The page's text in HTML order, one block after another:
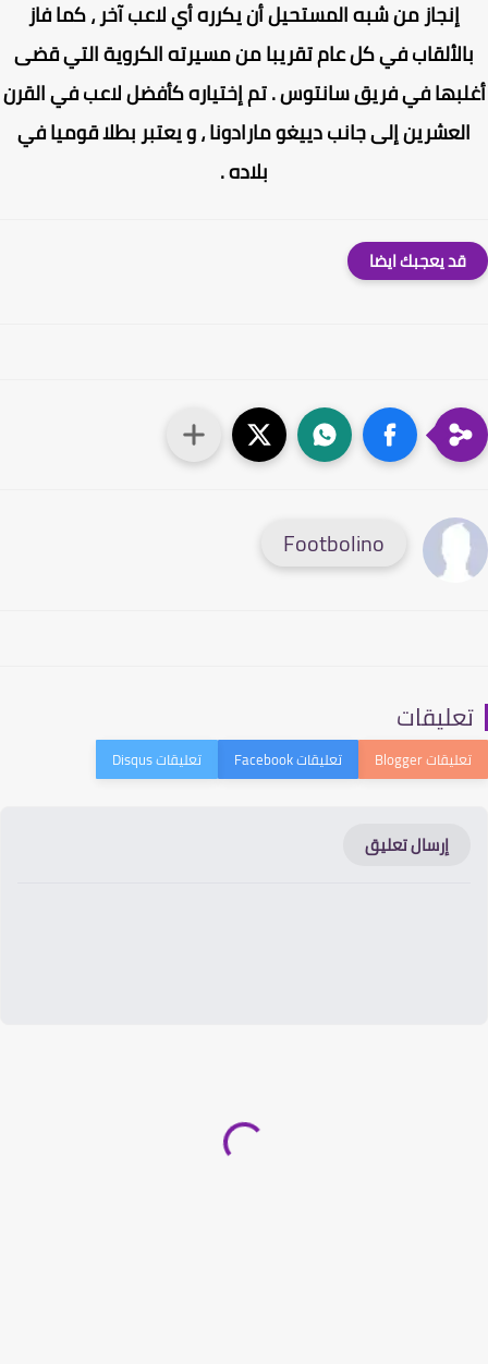
إنجاز من شبه المستحيل أن يكرره أي لاعب آخر ، كما فاز
في كل عام تقريبا من مسيرته الكروية التي قضى
في فريق سانتوس . تم إختياره كأفضل لاعب في القرن
إلى جانب دييغو مارادونا ، و يعتبر بطلا قوميا في
بلاده .
قد يعجبك ايضا
Footbolino
إرسال تعليق